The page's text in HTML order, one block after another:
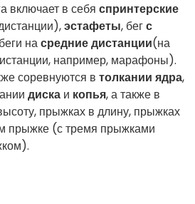
включает в себя спринтерские
эстафеты, бегс
насредние дистанции(на
например, марафоны).
соревнуются в толкании ядра,
диска и копья, а также в
прыжках в длину, прыжках
прыжке (с тремя прыжками